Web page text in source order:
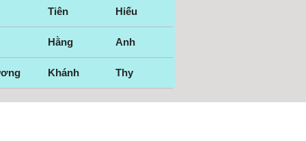
Tiên Hiếu
Hằng Anh
Khánh Thy